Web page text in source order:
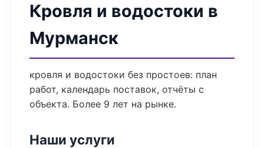
Кровля и водостоки в
Мурманск
кровля и водостоки без простоев: план
работ, календарь поставок, отчёты с
объекта. Более 9 лет на рынке.
Наши услуги